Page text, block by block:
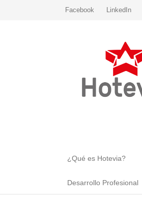
Facebook LinkedIn
¿Qué es Hotevia?
Desarrollo Profesional